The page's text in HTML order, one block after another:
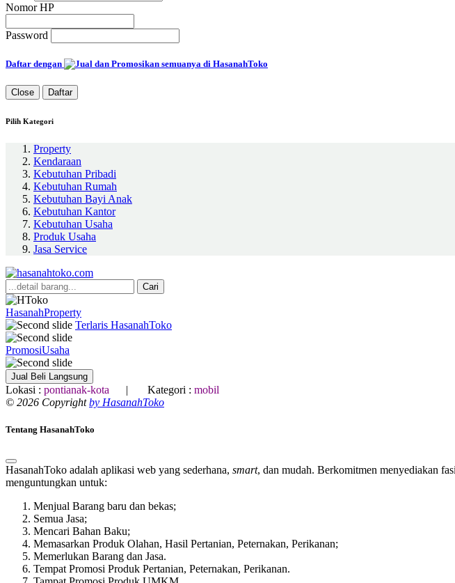
Nomor HP
Password
Daftar dengan
Close Daftar
Pilih Kategori
Property
Kendaraan
Kebutuhan Pribadi
Kebutuhan Rumah
Kebutuhan Bayi Anak
Kebutuhan Kantor
Kebutuhan Usaha
Produk Usaha
Jasa Service
Cari
HasanahProperty
Terlaris HasanahToko
PromosiUsaha
Jual Beli Langsung
Lokasi : pontianak-kota | Kategori : mobil
© 2026 Copyrightby HasanahToko
Tentang HasanahToko
HasanahToko adalah aplikasi web yang sederhana, smart, dan mudah. Berkomitmen menyediakan
menguntungkan untuk:
Menjual Barang baru dan bekas;
Semua Jasa;
Mencari Bahan Baku;
Memasarkan Produk Olahan, Hasil Pertanian, Peternakan, Perikanan;
Memerlukan Barang dan Jasa.
Tempat Promosi Produk Pertanian, Peternakan, Perikanan.